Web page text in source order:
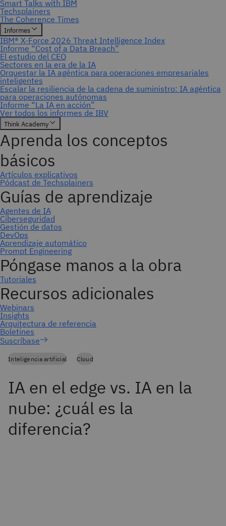
Suscríbase
Inteligencia artificial Cloud
IA en el edge vs. IA en la
nube: ¿cuál es la
diferencia?